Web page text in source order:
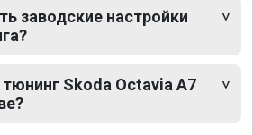
заводские настройки
Skoda Octavia A7